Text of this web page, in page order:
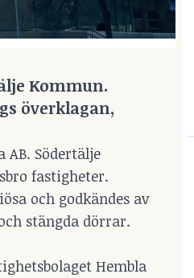
Kommun.
överklagan,
Södertälje
fastigheter.
och godkändes av
stängda dörrar.
Hembla